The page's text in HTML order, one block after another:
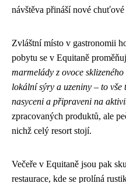
návštěva přináší nové
Zvláštní místo v gastronomii
pobytu se v Equitaně
marmelády z ovoce
lokální sýry a uzeniny – to
nasyceni a připraveni na
zpracovaných produktů, ale
nichž celý resort stojí.
Večeře v Equitaně jsou pak
restaurace, kde se prolíná